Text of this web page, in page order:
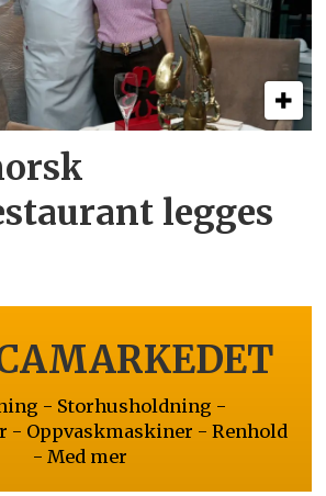
legges
- Storhusholdning -
- Oppvaskmaskiner - Renhold
- Med mer